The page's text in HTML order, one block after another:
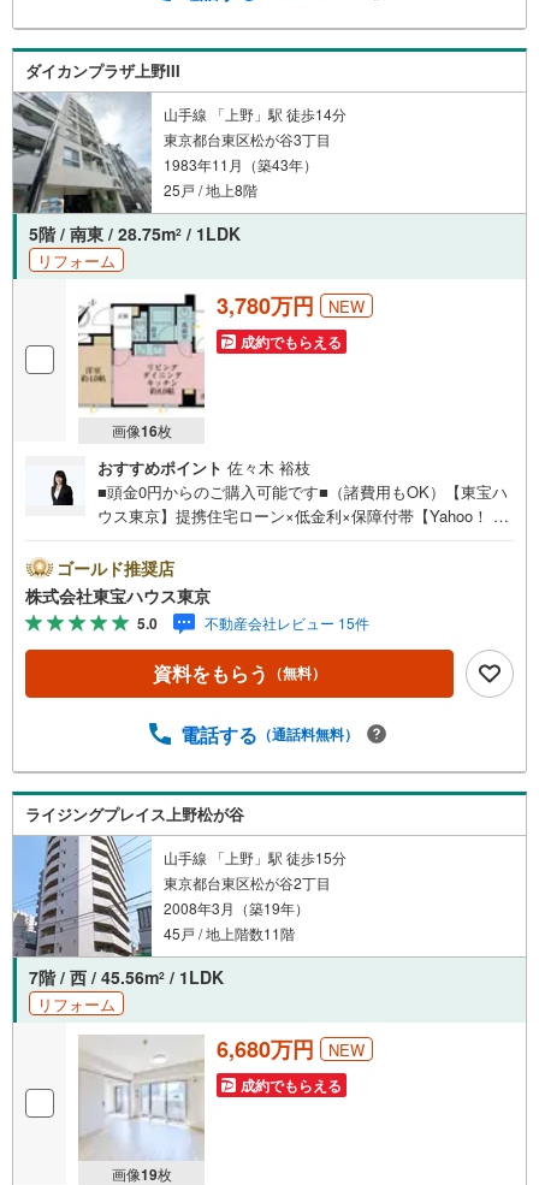
ダイカンプラザ上野III
山手線 「上野」駅 徒歩14分
東京都台東区松が谷3丁目
1983年11月（築43年）
25戸 / 地上8階
5階 / 南東 / 28.75m2 / 1LDK
リフォーム
画像16枚
3,780万円 NEW
成約でもらえる
おすすめポイント 佐々木 裕枝
■頭金0円からのご購入可能です■（諸費用もOK）【東宝ハ
ウス東京】提携住宅ローン×低金利×保障付帯【Yahoo！ 不
ayボーナスライトがもらえる「Yahoo！ 不動産 物件ご成約
キャンペーン」の対象になります。「資料をもらう」「見
学予約をする」ボタンからお問い合わせください。※必ずY
ahoo！ JAPAN IDでログインしてください。※PayPayボー
ナスライトは出金と譲渡はできません。ご案内・詳細な資
料のご請求はお気軽にどうぞ♪お電話でのお問い合わせも
ゴールド推奨店
株式会社東宝ハウス東京
5.0 不動産会社レビュー 15件
資料をもらう （無料）
電話する （通話料無料）
ライジングプレイス上野松が谷
山手線 「上野」駅 徒歩15分
東京都台東区松が谷2丁目
2008年3月（築19年）
45戸 / 地上階数11階
7階 / 西 / 45.56m2 / 1LDK
リフォーム
画像19枚
6,680万円 NEW
成約でもらえる